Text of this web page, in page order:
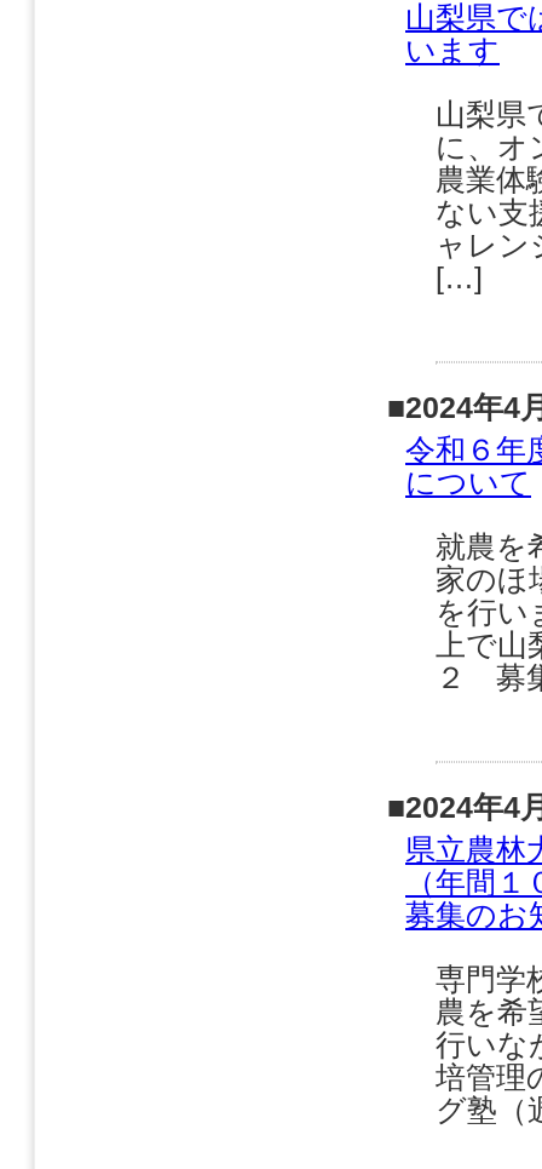
山梨県で
います
山梨県
に、オ
農業体
ない支
ャレン
[…]
■2024年4
令和６年
について
就農を
家のほ
を行
上で
２ 募
■2024年4
県立農林
（年間
募集のお
専門学
農を希
行いな
培管理
グ塾（